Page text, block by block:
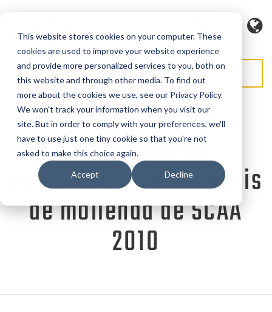
This website stores cookies on your computer. These
cookies are used to improve your website experience
and provide more personalized services to you, both on
this website and through other media. To find out
more about the cookies we use, see our Privacy Policy.
We won't track your information when you visit our
site. But in order to comply with your preferences, we'll
have to use just one tiny cookie so that you're not
asked to make this choice again.
Accept Decline
SOLICITAR PRESUPUESTO SOLICITAR SERVICIO
Folletos de la
presentación de análisis
de molienda de SCAA
2010